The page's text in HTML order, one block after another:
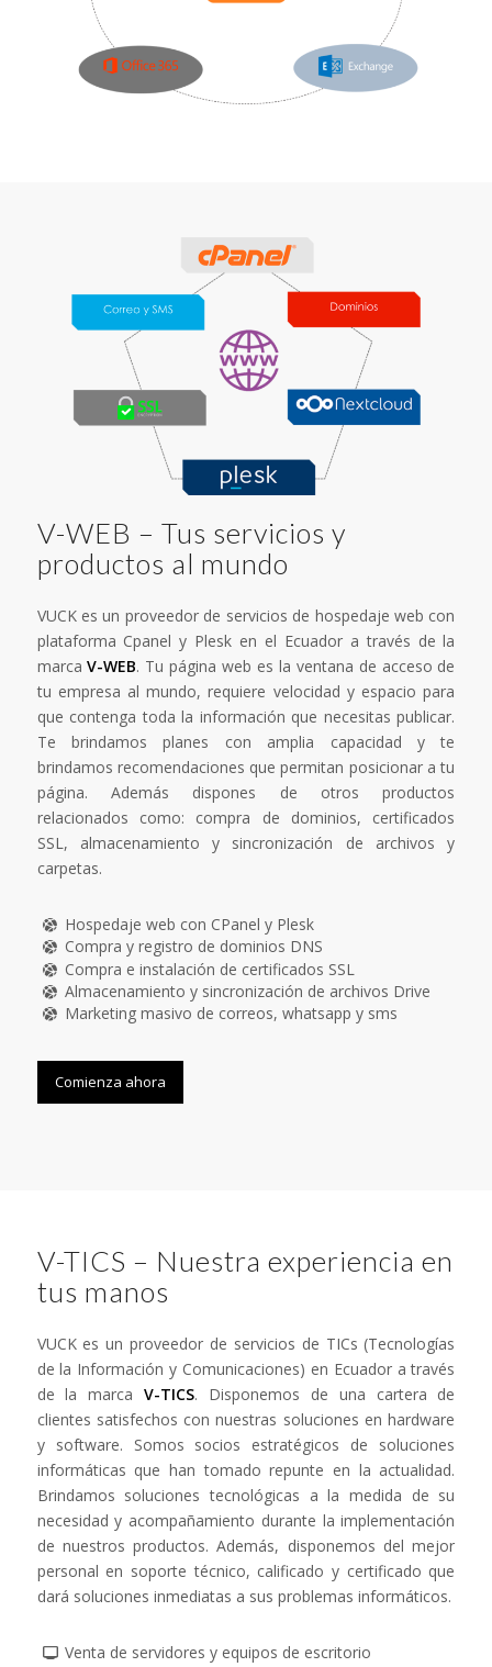
V-WEB – Tus servicios y
productos al mundo
VUCK es un proveedor de servicios de hospedaje web con
plataforma Cpanel y Plesk en el Ecuador a través de la
marcaV-WEB. Tu página web es la ventana de acceso de
tu empresa al mundo, requiere velocidad y espacio para
que contenga toda la información que necesitas publicar.
Te brindamos planes con amplia capacidad y te
brindamos recomendaciones que permitan posicionar a tu
página. Además dispones de otros productos
relacionados como: compra de dominios, certificados
SSL, almacenamiento y sincronización de archivos y
carpetas.
Hospedaje web con CPanel y Plesk
Compra y registro de dominios DNS
Compra e instalación de certificados SSL
Almacenamiento y sincronización de archivos Drive
Marketing masivo de correos, whatsapp y sms
Comienza ahora
V-TICS – Nuestra experiencia en
tus manos
VUCK es un proveedor de servicios de TICs (Tecnologías
de la Información y Comunicaciones) en Ecuador a través
de la marcaV-TICS. Disponemos de una cartera de
clientes satisfechos con nuestras soluciones en hardware
y software. Somos socios estratégicos de soluciones
informáticas que han tomado repunte en la actualidad.
Brindamos soluciones tecnológicas a la medida de su
necesidad y acompañamiento durante la implementación
de nuestros productos. Además, disponemos del mejor
personal en soporte técnico, calificado y certificado que
dará soluciones inmediatas a sus problemas informáticos.
Venta de servidores y equipos de escritorio